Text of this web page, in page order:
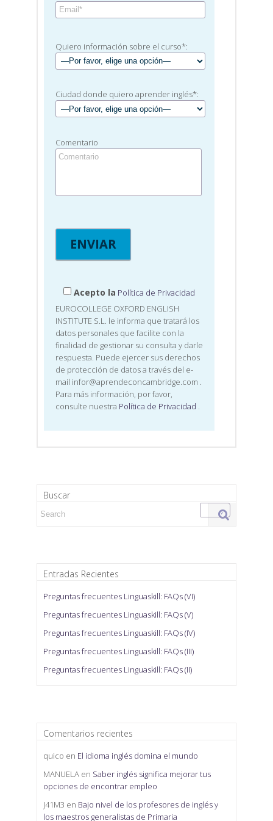
Quiero información sobre el curso*:
Ciudad donde quiero aprender inglés*:
Comentario
Acepto la Política de Privacidad
EUROCOLLEGE OXFORD ENGLISH
INSTITUTE S.L. le informa que tratará los
datos personales que facilite con la
finalidad de gestionar su consulta y darle
respuesta. Puede ejercer sus derechos
de protección de datos a través del e-
mail infor@aprendeconcambridge.com .
Para más información, por favor,
consulte nuestra Política de Privacidad .
Buscar
Entradas Recientes
Preguntas frecuentes Linguaskill: FAQs (VI)
Preguntas frecuentes Linguaskill: FAQs (V)
Preguntas frecuentes Linguaskill: FAQs (IV)
Preguntas frecuentes Linguaskill: FAQs (III)
Preguntas frecuentes Linguaskill: FAQs (II)
Comentarios recientes
quico en El idioma inglés domina el mundo
MANUELA en Saber inglés significa mejorar tus
opciones de encontrar empleo
J41M3 en Bajo nivel de los profesores de inglés y
los maestros generalistas de Primaria